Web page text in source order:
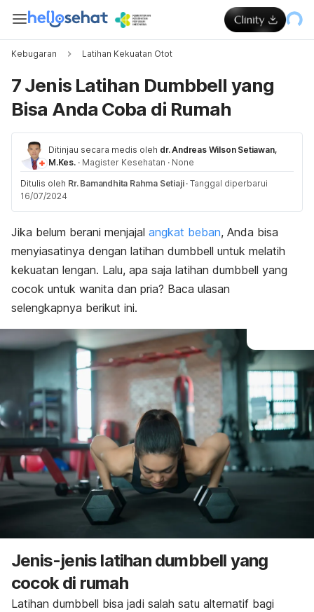
Kebugaran Latihan Kekuatan Otot
7 Jenis Latihan Dumbbell yang
Bisa Anda Coba di Rumah
Ditinjau secara medis oleh dr. Andreas Wilson Setiawan,
M.Kes. · Magister Kesehatan · None
Ditulis oleh Rr. Bamandhita Rahma Setiaji · Tanggal diperbarui
16/07/2024
Jika belum berani menjajal angkat beban, Anda bisa
menyiasatinya dengan latihan dumbbell untuk melatih
kekuatan lengan. Lalu, apa saja latihan dumbbell yang
cocok untuk wanita dan pria? Baca ulasan
selengkapnya berikut ini.
Jenis-jenis latihan dumbbell yang
cocok di rumah
Latihan dumbbell bisa jadi salah satu alternatif bagi